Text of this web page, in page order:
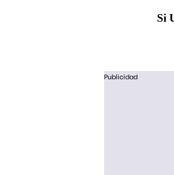
Si
Publicidad